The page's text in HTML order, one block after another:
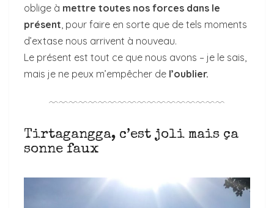
oblige à mettre toutes nos forces dans le
présent , pour faire en sorte que de tels moments
d’extase nous arrivent à nouveau.
Le présent est tout ce que nous avons – je le sais,
mais je ne peux m’empêcher de l’oublier.
﹋﹋﹋﹋﹋﹋﹋﹋﹋﹋﹋﹋﹋﹋﹋﹋﹋﹋
Tirtagangga, c’est joli mais ça
sonne faux